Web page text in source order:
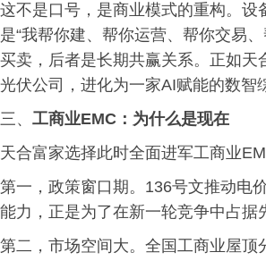
这不是口号，是商业模式的重构。设
是“我帮你建、帮你运营、帮你交易
买卖，后者是长期共赢关系。正如天
光伏公司，进化为一家AI赋能的数智
三、 工商业EMC：为什么是现在
天合富家选择此时全面进军工商业
第一，政策窗口期。136号文推动电
能力，正是为了在新一轮竞争中占据
第二，市场空间大。全国工商业屋